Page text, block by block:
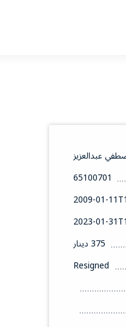
عبدالعزيز
65100701
2009-01-
2023-01-
375 دينار
Resigned